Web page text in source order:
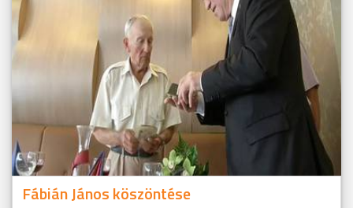
Fábián János köszöntése